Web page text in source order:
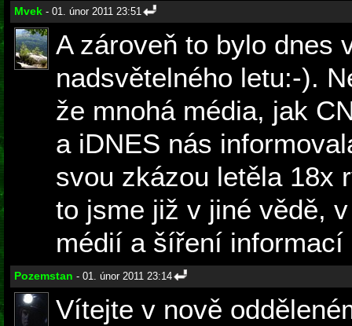
Mvek - 01. únor 2011 23:51
A zároveň to bylo dnes
nadsvětelného letu:-).
že mnohá média, jak
a iDNES nás
svou zkázou letěla 18x
to jsme již v jiné vědě,
médií a šíření informací
Pozemstan - 01. únor 2011 23:14
Vítejte v nově